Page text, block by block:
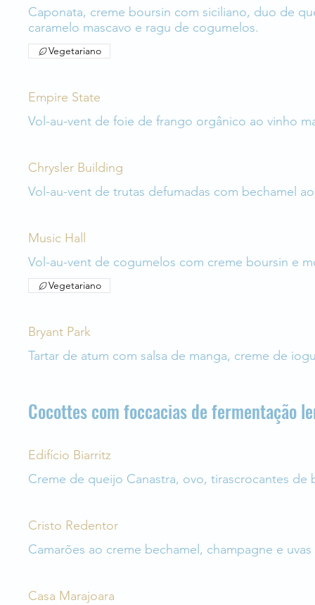
Caponata, creme boursin com siciliano, duo de
caramelo mascavo e ragu de cogumelos.
Vegetariano
Empire State
Vol-au-vent de foie de frango orgânico ao vinho
Chrysler Building
Vol-au-vent de trutas defumadas com bechamel
Music Hall
Vol-au-vent de cogumelos com creme boursin e
Vegetariano
Bryant Park
Tartar de atum com salsa de manga, creme de
Cocottes com foccacias de fermentação
Edifício Biarritz
Creme de queijo Canastra, ovo, tirascrocantes
Cristo Redentor
Camarões ao creme bechamel, champagne e
Casa Marajoara